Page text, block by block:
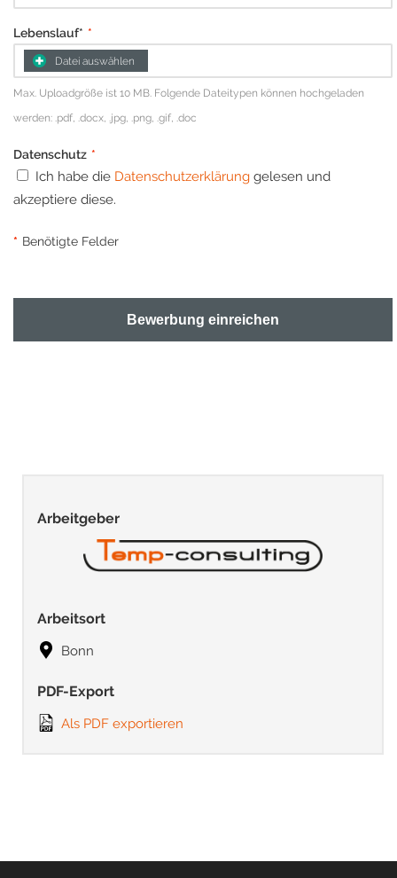
Lebenslauf* *
Datei auswählen
Max. Uploadgröße ist 10 MB. Folgende Dateitypen können hochgeladen
werden: .pdf, .docx, .jpg, .png, .gif, .doc
Datenschutz *
Ich habe die Datenschutzerklärung gelesen und
akzeptiere diese.
* Benötigte Felder
Bewerbung einreichen
Arbeitgeber
Arbeitsort
Bonn
PDF-Export
Als PDF exportieren